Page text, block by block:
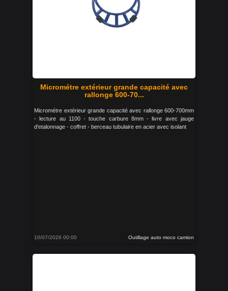
Micrométre extérieur grande capacité avec
rallonge 600-70...
Micrométre extérieur grande capacité avec rallonge 600-700mm
- lecture au 1100 - touche carbure 8mm - livre avec jauge
d'etalonnage - coffret - berceau tubulaire en acier avec isolant
10/07/2026 00:00 Outillage auto moco camion